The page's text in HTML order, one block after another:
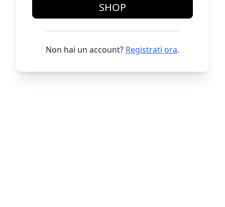
SHOP
Non hai un account? Registrati ora.